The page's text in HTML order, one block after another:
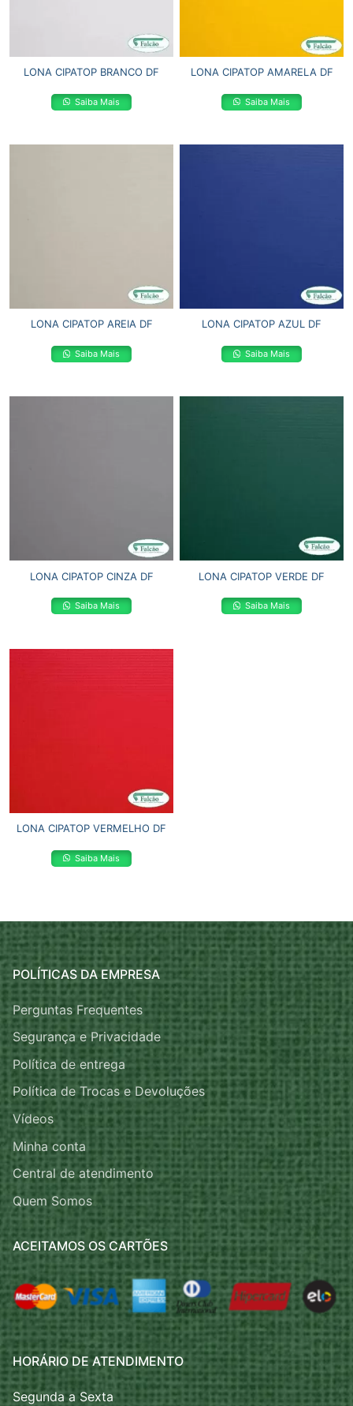
LONA CIPATOP BRANCO DF
Saiba Mais
LONA CIPATOP AMARELA DF
Saiba Mais
LONA CIPATOP AREIA DF
Saiba Mais
LONA CIPATOP AZUL DF
Saiba Mais
LONA CIPATOP CINZA DF
Saiba Mais
LONA CIPATOP VERDE DF
Saiba Mais
LONA CIPATOP VERMELHO DF
Saiba Mais
POLÍTICAS DA EMPRESA
Perguntas Frequentes
Segurança e Privacidade
Política de entrega
Política de Trocas e Devoluções
Vídeos
Minha conta
Central de atendimento
Quem Somos
ACEITAMOS OS CARTÕES
HORÁRIO DE ATENDIMENTO
Segunda a Sexta